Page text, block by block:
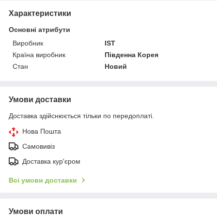
Характеристики
Основні атрибути
Виробник
IST
Країна виробник
Південна Корея
Стан
Новий
Умови доставки
Доставка здійснюється тільки по передоплаті.
Нова Пошта
Самовивіз
Доставка кур'єром
Всі умови доставки
Умови оплати